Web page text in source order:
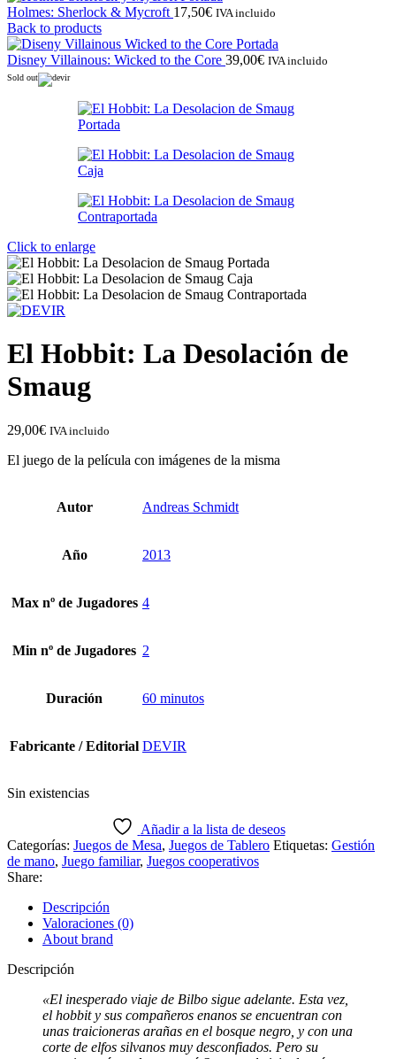
Holmes: Sherlock & Mycroft 17,50€ IVA incluido
Back to products
Disney Villainous: Wicked to the Core 39,00€ IVA incluido
Sold out
Click to enlarge
El Hobbit: La Desolación de
Smaug
29,00€ IVA incluido
El juego de la película con imágenes de la misma
Autor Andreas Schmidt
Año 2013
Max nº de Jugadores 4
Min nº de Jugadores 2
Duración 60 minutos
Fabricante / Editorial DEVIR
Sin existencias
Añadir a la lista de deseos
Categorías: Juegos de Mesa, Juegos de Tablero Etiquetas: Gestión
de mano, Juego familiar, Juegos cooperativos
Share:
Descripción
Valoraciones (0)
About brand
Descripción
«El inesperado viaje de Bilbo sigue adelante. Esta vez,
el hobbit y sus compañeros enanos se encuentran con
unas traicioneras arañas en el bosque negro, y con una
corte de elfos silvanos muy desconfiados. Pero su